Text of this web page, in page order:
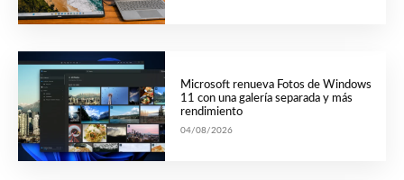
Microsoft renueva Fotos de Windows
11 con una galería separada y más
rendimiento
04/08/2026